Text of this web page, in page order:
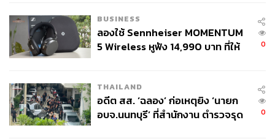
กอล์ฟ:ตั้งแต่ลาออกจากก้านคอคลับมาทำเพลงเอง เพราะว่า
สุดท้ายถ้าไม่มีงานจ้างไม่ใช่แค่เราที่ลำบาก เราไม่ได้อยู่ตัว
คนเดียวแล้ว ยังมีทีมงาน ซาวด์เอ็นจิเนียริง ฯลฯ พอออกมา
เป็นหัวหน้า คนที่เราต้องคิดถึงคือลูกน้องกับครอบครัว หมด
มาทำเองต้องไม่ลังเลที่จะเสียสละความต้องการของตัวเอง
ออกไปให้ได้
BUSINESS
ลองใช้ Sennheiser MOMENTUM
5 Wireless หูฟัง 14,990 บาท ที่ให้
0
THAILAND
อดีต สส. ‘ฉลอง’ ก่อเหตุยิง ‘นายก
อบจ.นนทบุรี’ ที่สำนักงาน ตำรวจรุด
0